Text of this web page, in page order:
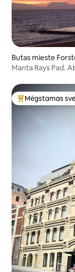
Butas mieste
Manta Rays Pad.
Svečių
Mėgstamas